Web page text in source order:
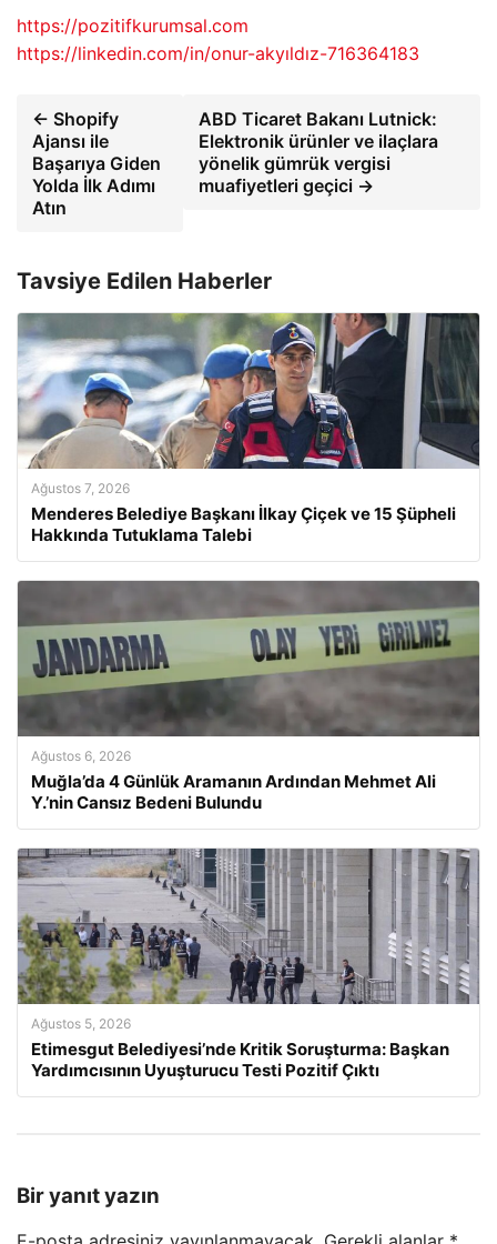
https://pozitifkurumsal.com
https://linkedin.com/in/onur-akyıldız-716364183
← Shopify
Ajansı ile
Başarıya Giden
Yolda İlk Adımı
Atın
ABD Ticaret Bakanı Lutnick:
Elektronik ürünler ve ilaçlara
yönelik gümrük vergisi
muafiyetleri geçici →
Tavsiye Edilen Haberler
Ağustos 7, 2026
Menderes Belediye Başkanı İlkay Çiçek ve 15 Şüpheli
Hakkında Tutuklama Talebi
Ağustos 6, 2026
Muğla’da 4 Günlük Aramanın Ardından Mehmet Ali
Y.’nin Cansız Bedeni Bulundu
Ağustos 5, 2026
Etimesgut Belediyesi’nde Kritik Soruşturma: Başkan
Yardımcısının Uyuşturucu Testi Pozitif Çıktı
Bir yanıt yazın